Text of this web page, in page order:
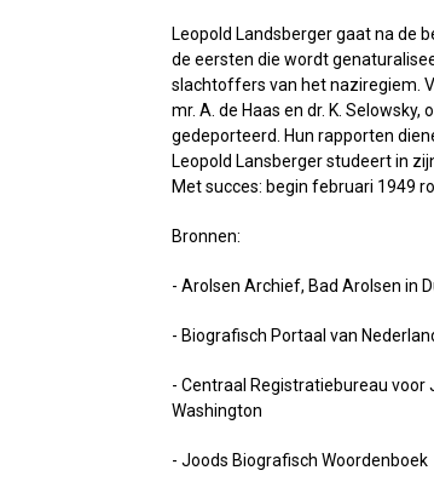
Leopold Landsberger gaat na de
de eersten die wordt
slachtoffers van het naziregiem.
mr. A. de Haas en dr. K.
gedeporteerd. Hun rapporten
Leopold Lansberger studeert in
Met succes: begin februari 1949
Bronnen:
- Arolsen Archief, Bad Arolsen in
- Biografisch Portaal van
- Centraal Registratiebureau voor
Washington
- Joods Biografisch Woordenboek